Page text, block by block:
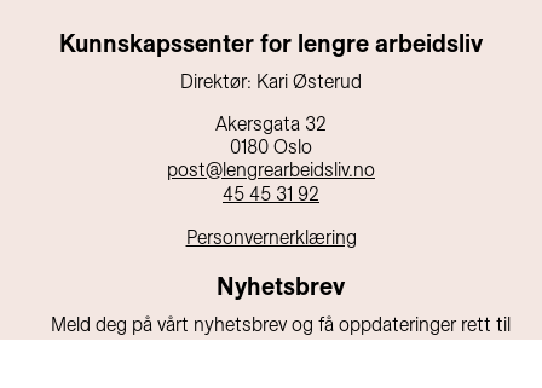
Kunnskapssenter for lengre arbeidsliv
Direktør: Kari Østerud
Akersgata 32
0180 Oslo
post@lengrearbeidsliv.no
45 45 31 92
Personvernerklæring
Nyhetsbrev
Meld deg på vårt nyhetsbrev og få oppdateringer rett til